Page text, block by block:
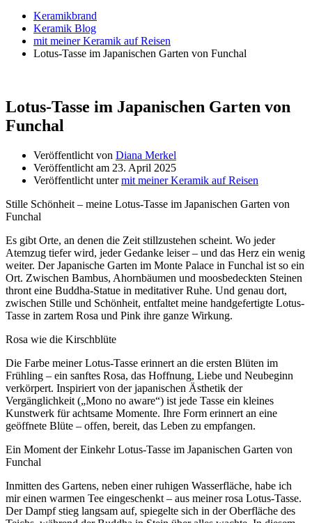
Keramikbrand
Keramik Blog
mit meiner Keramik auf Reisen
Lotus-Tasse im Japanischen Garten von Funchal
Lotus-Tasse im Japanischen Garten von
Funchal
Veröffentlicht von Diana Merkel
Veröffentlicht am 23. April 2025
Veröffentlicht untermit meiner Keramik auf Reisen
Stille Schönheit – meine Lotus-Tasse im Japanischen Garten von
Funchal
Es gibt Orte, an denen die Zeit stillzustehen scheint. Wo jeder
Atemzug tiefer wird, jeder Gedanke leiser – und das Herz ein wenig
weiter. Der Japanische Garten im Monte Palace in Funchal ist so ein
Ort. Zwischen Bambus, Ahornbäumen und moosbedeckten Steinen
thront eine Buddha-Statue in meditativer Ruhe. Und genau dort,
zwischen Stille und Schönheit, entfaltet meine handgefertigte Lotus-
Tasse in zartem Rosa und Pink ihre ganze Wirkung.
Rosa wie die Kirschblüte
Die Farbe meiner Lotus-Tasse erinnert an die ersten Blüten im
Frühling – ein sanftes Rosa, das Hoffnung, Liebe und Neubeginn
verkörpert. Inspiriert von der japanischen Ästhetik der
Vergänglichkeit („Mono no aware“) ist jede Tasse ein kleines
Kunstwerk für achtsame Momente. Ihre Form erinnert an eine
geöffnete Blüte – offen, bereit, das Leben zu empfangen.
Ein Moment der Einkehr Lotus-Tasse im Japanischen Garten von
Funchal
Inmitten des Gartens, neben einer ruhigen Wasserfläche, habe ich
mir einen warmen Tee eingeschenkt – aus meiner rosa Lotus-Tasse.
Der Dampf stieg langsam auf, spiegelte sich in der Oberfläche des